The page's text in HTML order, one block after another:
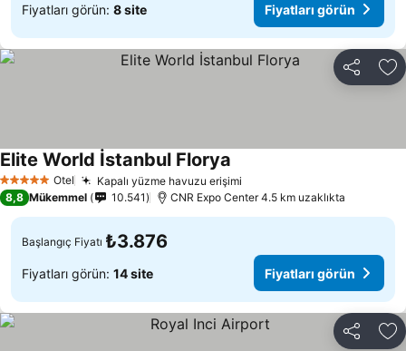
Fiyatları görün: 8 site Fiyatları görün
Paylaş
5 Yıldız Otel Kapalı yüzme havuzu erişimi
Elite World İstanbul Florya
8,8 Mükemmel 10.541 CNR Expo Center 4.5 km uzaklıkta
Başlangıç Fiyatı ₺3.876
Fiyatları görün: 14 site Fiyatları görün
Paylaş